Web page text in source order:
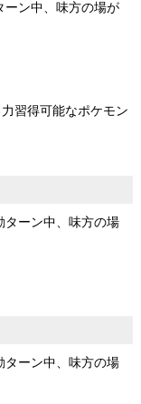
ーン中、味方の場が
習得可能なポケモン
ターン中、味方の場
ターン中、味方の場